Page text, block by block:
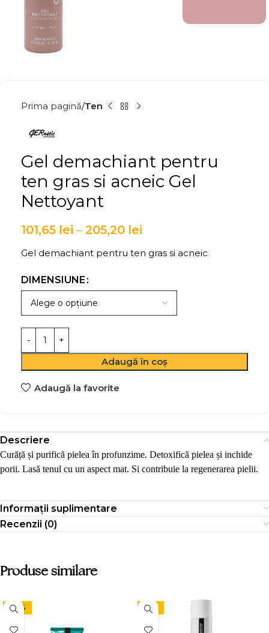
Prima pagină Ten
Gel demachiant pentru
ten gras si acneic Gel
Nettoyant
101,65 lei – 205,20 lei
Gel demachiant pentru ten gras si acneic
DIMENSIUNE
Adaugă în coș
Adaugă la favorite
Descriere
Curăță și purifică pielea în profunzime. Detoxifică pielea și inchide
porii. Lasă tenul cu un aspect mat. Si contribuie la regenerarea pielii.
Informații suplimentare
Recenzii (0)
Produse similare
-24% -15%